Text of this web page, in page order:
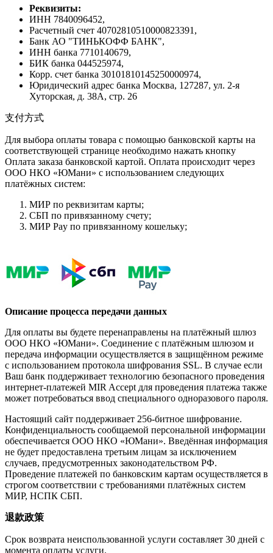
Реквизиты:
ИНН 7840096452,
Расчетный счет 40702810510000823391,
Банк АО "ТИНЬКОФФ БАНК",
ИНН банка 7710140679,
БИК банка 044525974,
Корр. счет банка 30101810145250000974,
Юридический адрес банка Москва, 127287, ул. 2-я
Хуторская, д. 38А, стр. 26
支付方式
Для выбора оплаты товара с помощью банковской карты на
соответствующей странице необходимо нажать кнопку
Оплата заказа банковской картой. Оплата происходит через
ООО НКО «ЮМани» с использованием следующих
платёжных систем:
МИР по реквизитам карты;
СБП по привязанному счету;
МИР Pay по привязанному кошельку;
Описание процесса передачи данных
Для оплаты вы будете перенаправлены на платёжный шлюз
ООО НКО «ЮМани». Соединение с платёжным шлюзом и
передача информации осуществляется в защищённом режиме
с использованием протокола шифрования SSL. В случае если
Ваш банк поддерживает технологию безопасного проведения
интернет-платежей MIR Accept для проведения платежа также
может потребоваться ввод специального одноразового пароля.
Настоящий сайт поддерживает 256-битное шифрование.
Конфиденциальность сообщаемой персональной информации
обеспечивается ООО НКО «ЮМани». Введённая информация
не будет предоставлена третьим лицам за исключением
случаев, предусмотренных законодательством РФ.
Проведение платежей по банковским картам осуществляется в
строгом соответствии с требованиями платёжных систем
МИР, НСПК СБП.
退款政策
Срок возврата неиспользованной услуги составляет 30 дней с
момента оплаты услуги.